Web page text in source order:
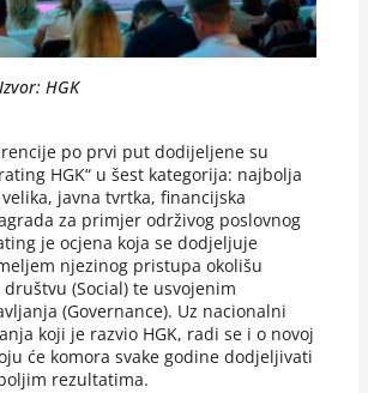
Izvor: HGK
po prvi put dodijeljene su
HGK“ u šest kategorija: najbolja
javna tvrtka, financijska
za primjer održivog poslovnog
je ocjena koja se dodjeljuje
njezinog pristupa okolišu
(Social) te usvojenim
(Governance). Uz nacionalni
koji je razvio HGK, radi se i o novoj
će komora svake godine dodjeljivati
rezultatima.